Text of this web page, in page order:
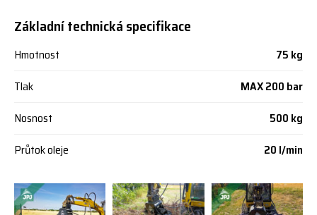
Základní technická specifikace
Hmotnost
75 kg
Tlak
MAX 200 bar
Nosnost
500 kg
Průtok oleje
20 l/min